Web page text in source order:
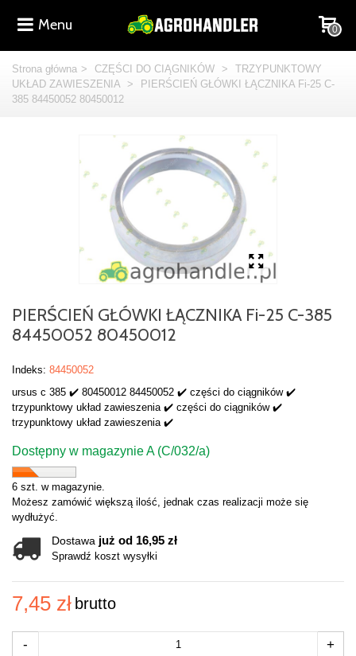
Menu 0
Strona główna > CZĘŚCI DO CIĄGNIKÓW >
TRZYPUNKTOWY
UKŁAD ZAWIESZENIA
>
PIERŚCIEŃ GŁÓWKI ŁĄCZNIKA Fi-25 C-
385 84450052 80450012
PIERŚCIEŃ GŁÓWKI ŁĄCZNIKA Fi-25 C-385
84450052 80450012
Indeks: 84450052
ursus c 385 ✔️ 80450012 84450052 ✔️ części do ciągników ✔️
trzypunktowy układ zawieszenia ✔️ części do ciągników ✔️
trzypunktowy układ zawieszenia ✔️
Dostępny w magazynie A (C/032/a)
6 szt. w magazynie.
Możesz zamówić większą ilość, jednak czas realizacji może się
wydłużyć.
Dostawa już od 16,95 zł
Sprawdź koszt wysyłki
7,45 zł brutto
- +